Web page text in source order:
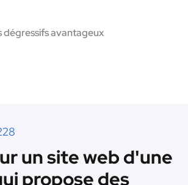
dégressifs avantageux
un site web d'une
propose des